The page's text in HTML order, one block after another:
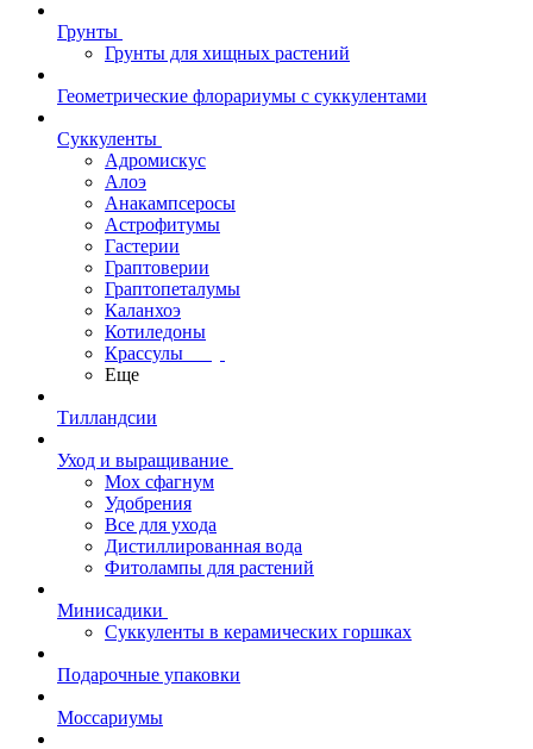
Грунты
Грунты для хищных растений
Геометрические флорариумы с суккулентами
Суккуленты
Адромискус
Алоэ
Анакампсеросы
Астрофитумы
Гастерии
Граптоверии
Граптопеталумы
Каланхоэ
Котиледоны
Крассулы
Еще
Тилландсии
Уход и выращивание
Мох сфагнум
Удобрения
Все для ухода
Дистиллированная вода
Фитолампы для растений
Минисадики
Суккуленты в керамических горшках
Подарочные упаковки
Моссариумы